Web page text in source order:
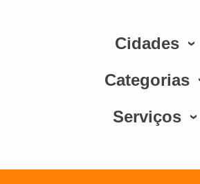
Cidades
Categorias
Serviços